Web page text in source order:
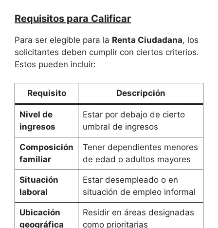
Requisitos para Calificar
Para ser elegible para la Renta Ciudadana, los
solicitantes deben cumplir con ciertos criterios.
Estos pueden incluir:
Requisito Descripción
Nivel de
ingresos
Estar por debajo de cierto
umbral de ingresos
Composición
familiar
Tener dependientes menores
de edad o adultos mayores
Situación
laboral
Estar desempleado o en
situación de empleo informal
Ubicación
geográfica
Residir en áreas designadas
como prioritarias